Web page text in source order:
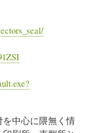
中心に隈無く情